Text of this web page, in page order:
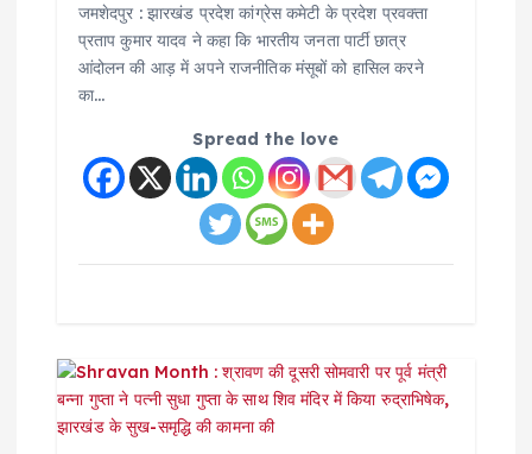
जमशेदपुर : झारखंड प्रदेश कांग्रेस कमेटी के प्रदेश प्रवक्ता
प्रताप कुमार यादव ने कहा कि भारतीय जनता पार्टी छात्र
आंदोलन की आड़ में अपने राजनीतिक मंसूबों को हासिल करने
का…
Spread the love